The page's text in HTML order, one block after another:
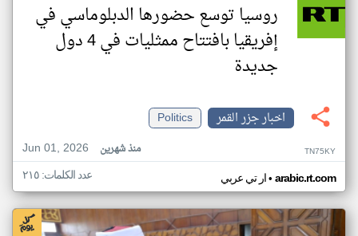
روسيا توسع حضورها الدبلوماسي في
إفريقيا بافتتاح ممثليات في 4 دول
جديدة
اخبار جزر القمر
Politics
Jun 01, 2026
منذ شهرين TN75KY
ار تي عربي• arabic.rt.com عدد الكلمات: ٢١٥